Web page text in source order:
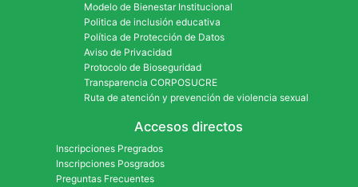
Modelo de Bienestar Institucional
Politica de inclusión educativa
Política de Protección de Datos
Aviso de Privacidad
Protocolo de Bioseguridad
Transparencia CORPOSUCRE
Ruta de atención y prevención de violencia sexual
Accesos directos
Inscripciones Pregrados
Inscripciones Posgrados
Preguntas Frecuentes